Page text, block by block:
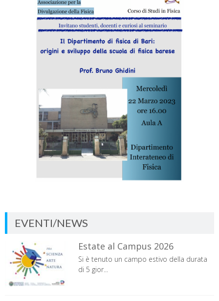
EVENTI/NEWS
Estate al Campus 2026
Si è tenuto un campo estivo della durata
di 5 gior...